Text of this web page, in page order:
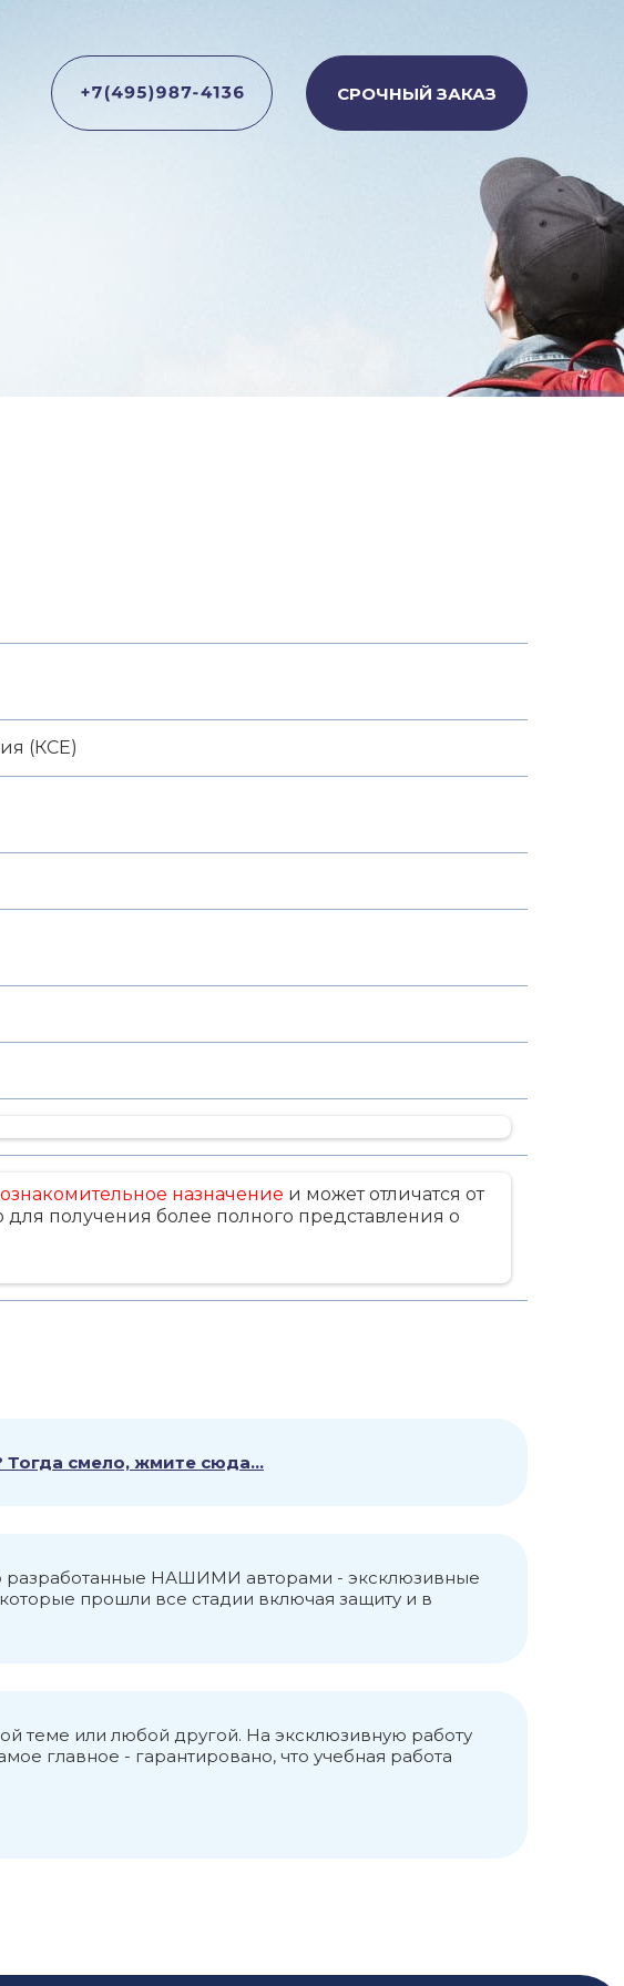
СРОЧНЫЙ ЗАКАЗ
(КСЕ)
назначение и может отличатся от
получения более полного представления о
Тогда смело, жмите сюда...
разработанные НАШИМИ авторами - эксклюзивные
прошли все стадии включая защиту и в
теме или любой другой. На эксклюзивную работу
главное - гарантировано, что учебная работа